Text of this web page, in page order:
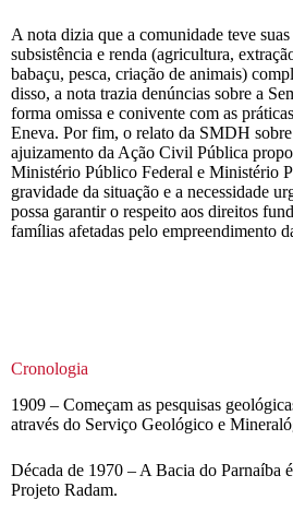
A nota dizia que a comunidade teve
subsistência e renda (agricultura,
babaçu, pesca, criação de animais)
disso, a nota trazia denúncias sobre a
forma omissa e conivente com as
Eneva. Por fim, o relato da SMDH
ajuizamento da Ação Civil Pública
Ministério Público Federal e Ministério
gravidade da situação e a necessidade
possa garantir o respeito aos direitos
famílias afetadas pelo empreendimento
Cronologia
1909 – Começam as pesquisas
através do Serviço Geológico e
Década de 1970 – A Bacia do Parnaíba
Projeto Radam.